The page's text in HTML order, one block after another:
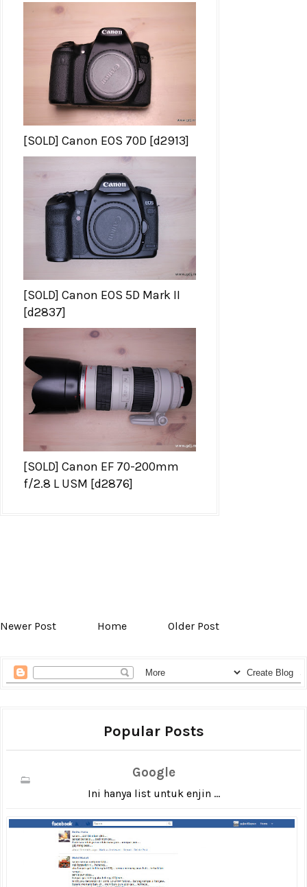
[SOLD] Canon EOS 70D [d2913]
[SOLD] Canon EOS 5D Mark II
[d2837]
[SOLD] Canon EF 70-200mm
f/2.8 L USM [d2876]
Newer Post Home Older Post
Popular Posts
Google
Ini hanya list untuk enjin ...